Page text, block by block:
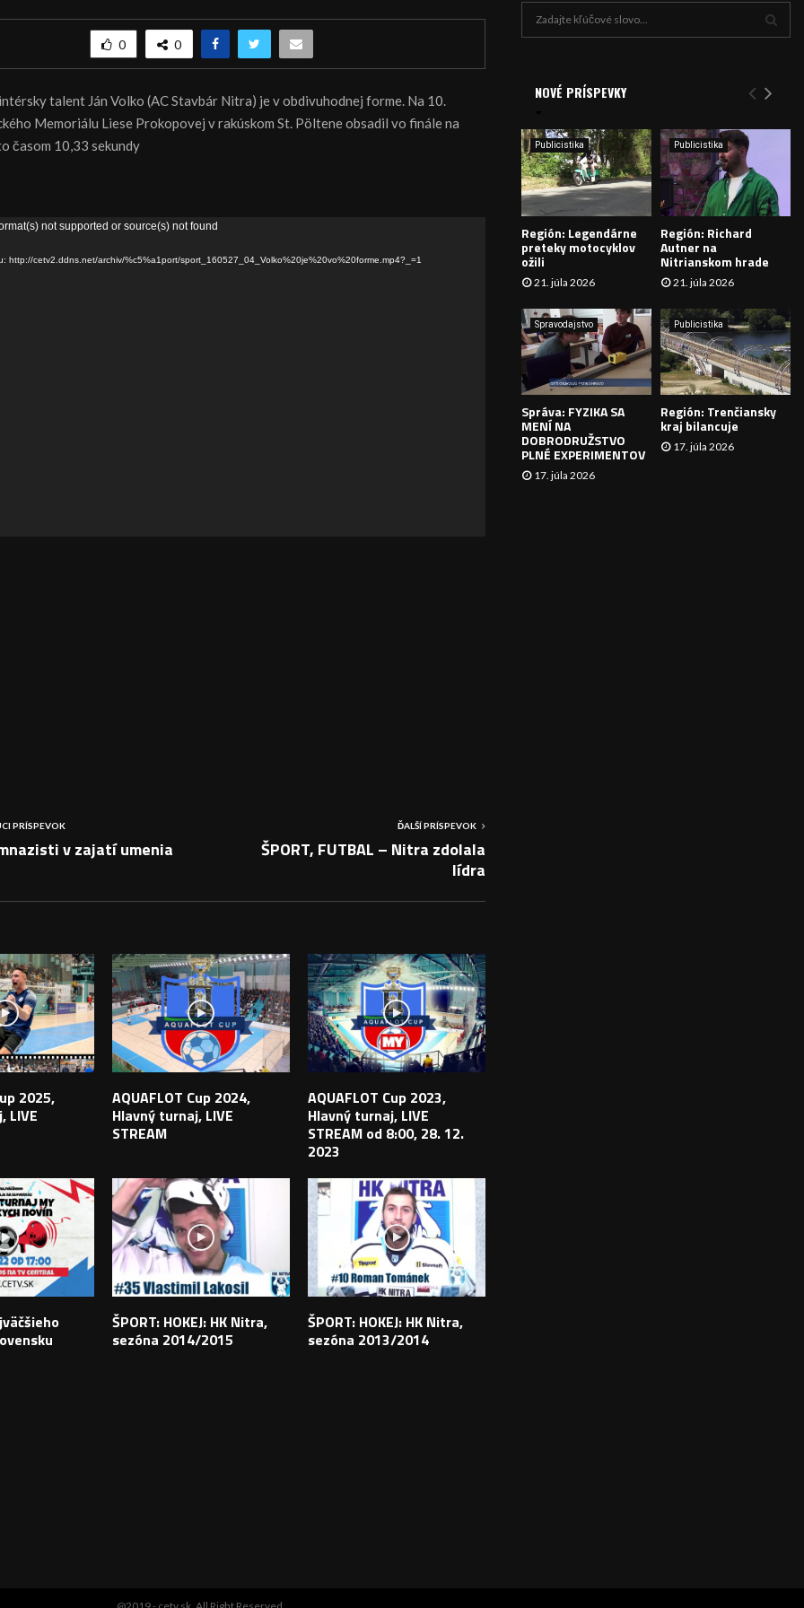
0 0
talent Ján Volko (AC Stavbár Nitra) je v obdivuhodnej forme. Na 10.
Memoriálu Liese Prokopovej v rakúskom St. Pöltene obsadil vo finále na
časom 10,33 sekundy
not supported or source(s) not found
http://cetv2.ddns.net/archiv/%c5%a1port/sport_160527_04_Volko%20je%20vo%20forme.mp4?_=1
PRÍSPEVOK
v zajatí umenia
ĎALŠÍ PRÍSPEVOK
ŠPORT, FUTBAL – Nitra zdolala
lídra
2025,
LIVE
AQUAFLOT Cup 2024,
Hlavný turnaj, LIVE
STREAM
AQUAFLOT Cup 2023,
Hlavný turnaj, LIVE
STREAM od 8:00, 28. 12.
2023
ŠPORT: HOKEJ: HK Nitra,
sezóna 2014/2015
ŠPORT: HOKEJ: HK Nitra,
sezóna 2013/2014
e
:
Y
H
A
Á
V
A
N
I
NOVÉ PRÍSPEVKY
Publicistika
Región: Legendárne
preteky motocyklov
ožili
21. júla 2026
Publicistika
Región: Richard
Autner na
Nitrianskom hrade
21. júla 2026
Spravodajstvo
Správa: FYZIKA SA
MENÍ NA
DOBRODRUŽSTVO
PLNÉ EXPERIMENTOV
17. júla 2026
Publicistika
Región: Trenčiansky
kraj bilancuje
17. júla 2026